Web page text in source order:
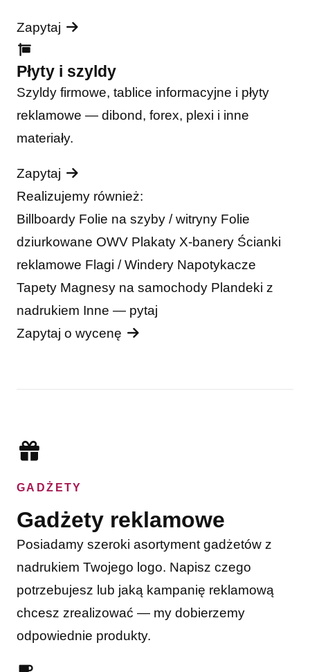
Zapytaj
Płyty i szyldy
Szyldy firmowe, tablice informacyjne i płyty
reklamowe — dibond, forex, plexi i inne
materiały.
Zapytaj
Realizujemy również:
Billboardy Folie na szyby / witryny Folie
dziurkowane OWV Plakaty X-banery Ścianki
reklamowe Flagi / Windery Napotykacze
Tapety Magnesy na samochody Plandeki z
nadrukiem Inne — pytaj
Zapytaj o wycenę
GADŻETY
Gadżety reklamowe
Posiadamy szeroki asortyment gadżetów z
nadrukiem Twojego logo. Napisz czego
potrzebujesz lub jaką kampanię reklamową
chcesz zrealizować — my dobierzemy
odpowiednie produkty.